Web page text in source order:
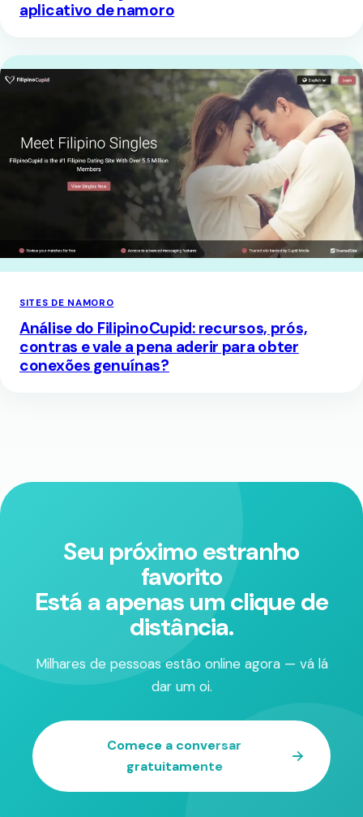
aplicativo de namoro
SITES DE NAMORO
Análise do FilipinoCupid: recursos, prós,
contras e vale a pena aderir para obter
conexões genuínas?
Seu próximo estranho
favorito
Está a apenas um clique de
distância.
Milhares de pessoas estão online agora — vá lá
dar um oi.
Comece a conversar
gratuitamente